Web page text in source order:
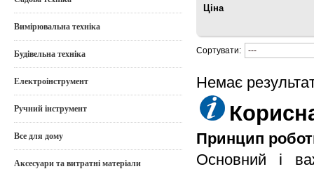
Ціна
Сортувати:
Немає
Принцип
Основний і
Вимірювальна техніка
Будівельна техніка
Електроінструмент
Ручний інструмент
Все для дому
Аксесуари та витратні матеріали